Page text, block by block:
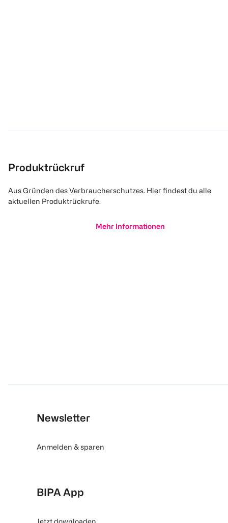
Produktrückruf
Aus Gründen des Verbraucherschutzes. Hier findest du alle
aktuellen Produktrückrufe.
Mehr Informationen
Newsletter
Anmelden & sparen
BIPA App
Jetzt downloaden